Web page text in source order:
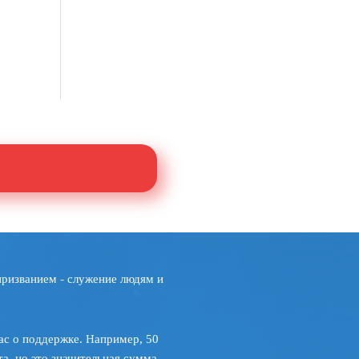
- служение людям и
о поддержке. Например, 50